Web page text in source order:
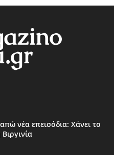
νέα επεισόδια: Χάνει το